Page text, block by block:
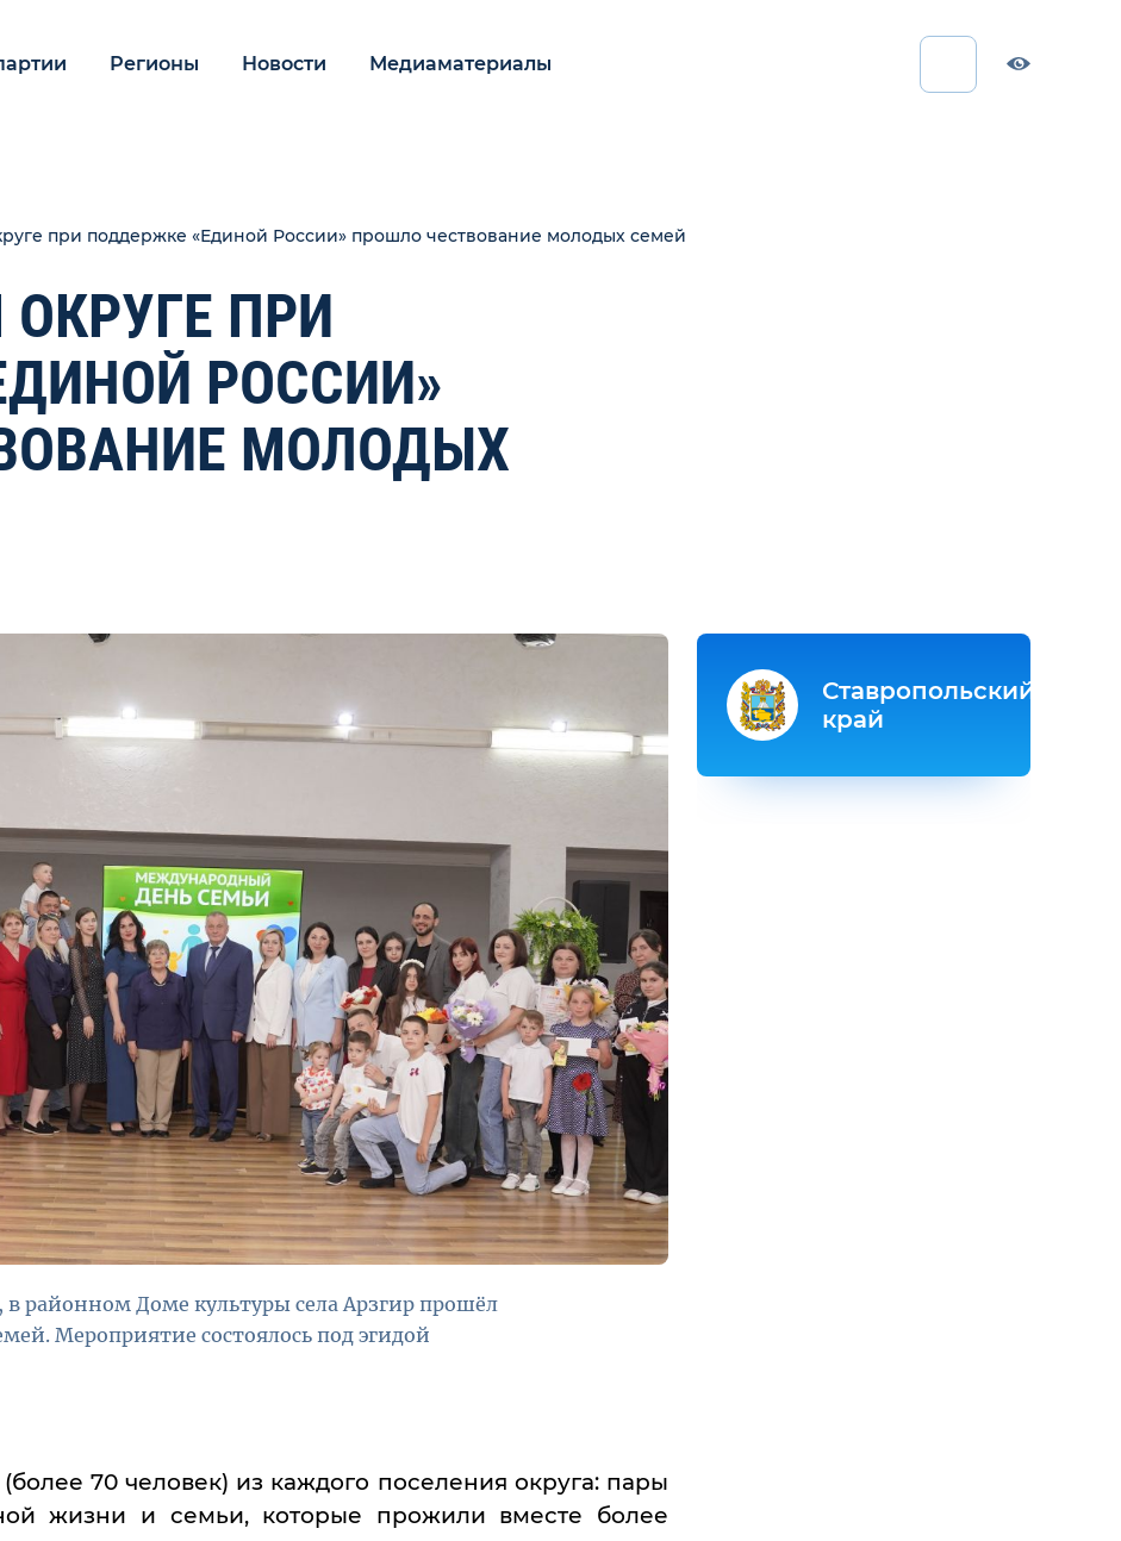
Регионы Новости Медиаматериалы
при поддержке «Единой России» прошло чествование молодых семей
ПРИ
РОССИИ»
МОЛОДЫХ
районном Доме культуры села Арзгир прошёл
Мероприятие состоялось под эгидой
70 человек) из каждого поселения округа: пары
жизни и семьи, которые прожили вместе более
Ставропольский
край